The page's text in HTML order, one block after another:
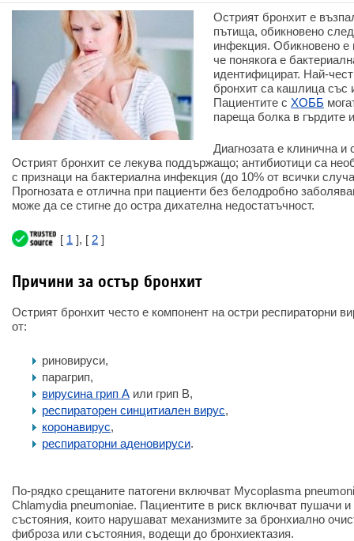
Острият бронхит е
пътища, обикновено
инфекция. Обикновено е
че понякога е
идентифицират. Най-
бронхит са кашлица със
Пациентите с ХОББ
пареща болка в гърдите
Диагнозата е клинична и
Острият бронхит се лекува поддържащо; антибиотици са
с признаци на бактериална инфекция (до 10% от всички
Прогнозата е отлична при пациенти без белодробно
може да се стигне до остра дихателна недостатъчност.
[ 1 ], [ 2 ]
Причини за остър бронхит
Острият бронхит често е компонент на остри респираторни
от:
риновируси,
парагрип,
вирусина грип А или грип В,
респираторен синцитиален вирус,
коронавирус,
респираторни аденовируси.
По-рядко срещаните патогени включват Mycoplasma
Chlamydia pneumoniae. Пациентите в риск включват пушачи
състояния, които нарушават механизмите за бронхиално
фиброза или състояния, водещи до бронхиектазия.